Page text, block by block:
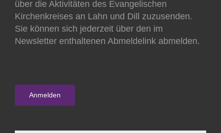
über die Aktivitäten des Evangelischen
Kirchenkreises an Lahn und Dill zuzusenden.
Sie können sich jederzeit über den im
Newsletter enthaltenen Abmeldelink abmelden.